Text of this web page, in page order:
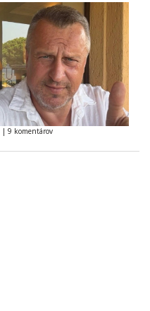
| 9 komentárov